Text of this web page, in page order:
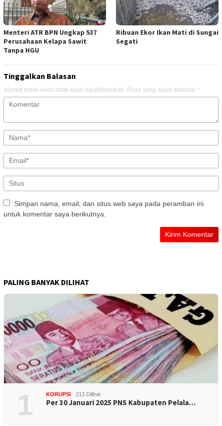
Menteri ATR BPN Ungkap 537
Perusahaan Kelapa Sawit
Tanpa HGU
Ribuan Ekor Ikan Mati di Sungai
Segati
Tinggalkan Balasan
Alamat email Anda tidak akan dipublikasikan. Ruas yang wajib ditandai *
Simpan nama, email, dan situs web saya pada peramban ini
untuk komentar saya berikutnya.
PALING BANYAK DILIHAT
1 KORUPSI 213 Dilihat
Per 30 Januari 2025 PNS Kabupaten Pelala…